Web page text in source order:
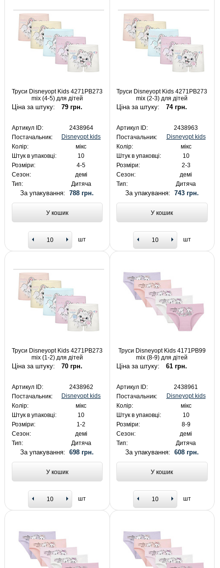
Труси Disneyopt Kids 4271PB273
mix (4-5) для дітей
Ціна за штуку: 79 грн.
Артикул ID:
2438964
Постачальник:
Disneyopt kids
Колір:
мікс
Штук в упаковці:
10
Розміри:
4-5
Сезон:
демі
Тип:
Дитяча
За упакування:788 грн.
У кошик
шт
Труси Disneyopt Kids 4271PB273
mix (2-3) для дітей
Ціна за штуку: 74 грн.
Артикул ID:
2438963
Постачальник:
Disneyopt kids
Колір:
мікс
Штук в упаковці:
10
Розміри:
2-3
Сезон:
демі
Тип:
Дитяча
За упакування: 743 грн.
У кошик
шт
Труси Disneyopt Kids 4271PB273
mix (1-2) для дітей
Ціна за штуку: 70 грн.
Артикул ID:
2438962
Постачальник:
Disneyopt kids
Колір:
мікс
Штук в упаковці:
10
Розміри:
1-2
Сезон:
демі
Тип:
Дитяча
За упакування:698 грн.
У кошик
шт
Труси Disneyopt Kids 4171PB99
mix (8-9) для дітей
Ціна за штуку: 61 грн.
Артикул ID:
2438961
Постачальник:
Disneyopt kids
Колір:
мікс
Штук в упаковці:
10
Розміри:
8-9
Сезон:
демі
Тип:
Дитяча
За упакування: 608 грн.
У кошик
шт